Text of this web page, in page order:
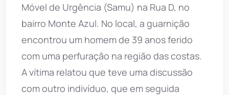
Móvel de Urgência (Samu) na Rua D, no
bairro Monte Azul. No local, a guarnição
encontrou um homem de 39 anos ferido
com uma perfuração na região das costas.
A vítima relatou que teve uma discussão
com outro indivíduo, que em seguida